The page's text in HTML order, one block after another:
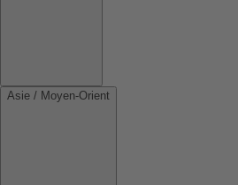
Asie / Moyen-Orient